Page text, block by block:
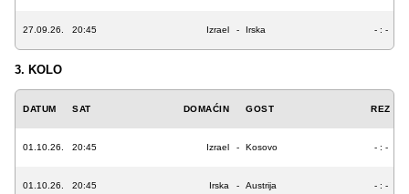
27.09.26. 20:45 Izrael - Irska - : -
3. KOLO
DATUM SAT DOMAĆIN GOST REZ
01.10.26. 20:45 Izrael - Kosovo - : -
01.10.26. 20:45 Irska - Austrija - : -